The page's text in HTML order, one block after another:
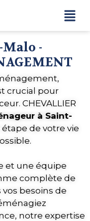
-
crucial pour
CHEVALLIER
à Saint-
de votre vie
et une équipe
complète de
besoins de
notre expertise